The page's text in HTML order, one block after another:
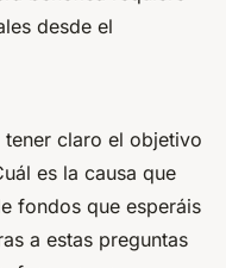
desde el
tener claro el objetivo
es la causa que
fondos que esperáis
a estas preguntas